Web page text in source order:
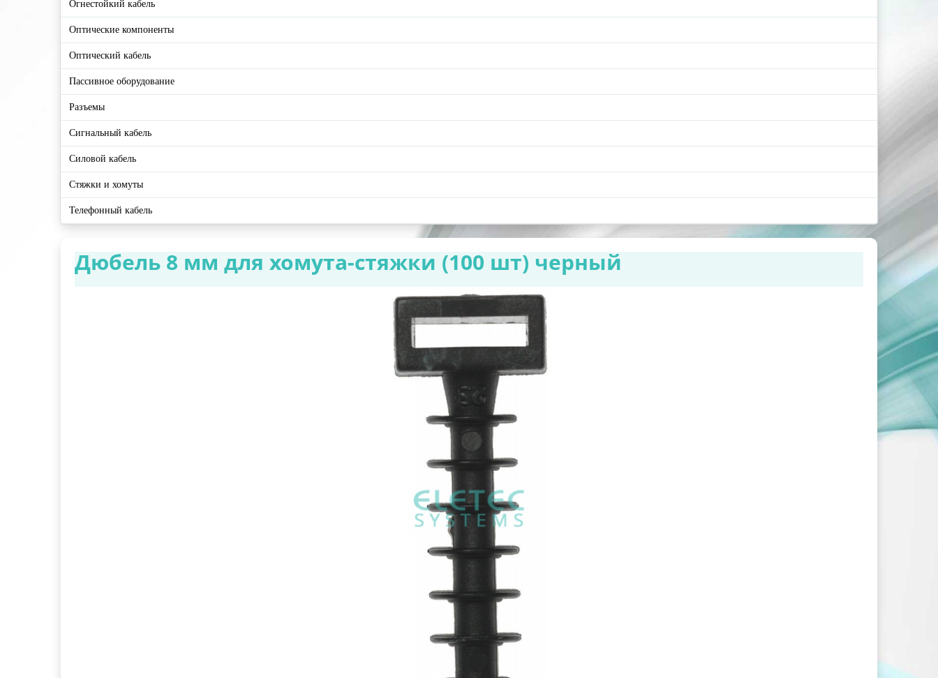
Огнестойкий кабель
Оптические компоненты
Оптический кабель
Пассивное оборудование
Разъемы
Сигнальный кабель
Силовой кабель
Стяжки и хомуты
Телефонный кабель
Дюбель 8 мм для хомута-стяжки (100 шт) черный